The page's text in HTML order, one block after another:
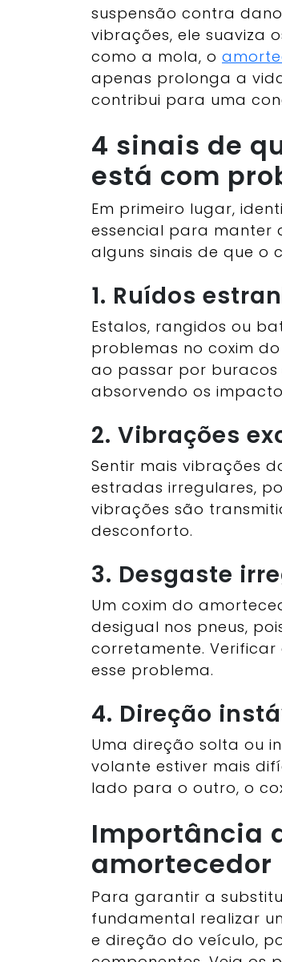
suspensão contra
vibrações, ele suaviza
como a mola, o
apenas prolonga a
contribui para uma
4 sinais de
está com
Em primeiro lugar,
essencial para manter
alguns sinais de que o
1. Ruídos
Estalos, rangidos ou
problemas no coxim
ao passar por buracos
absorvendo os
2. Vibrações
Sentir mais vibrações
estradas irregulares,
vibrações são
desconforto.
3. Desgaste
Um coxim do
desigual nos pneus,
corretamente.
esse problema.
4. Direção
Uma direção solta ou
volante estiver mais
lado para o outro, o
Importância
amortecedor
Para garantir a
fundamental realizar
e direção do veículo,